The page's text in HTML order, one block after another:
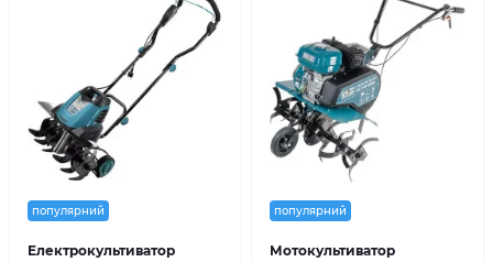
популярний
Електрокультиватор
популярний
Мотокультиватор